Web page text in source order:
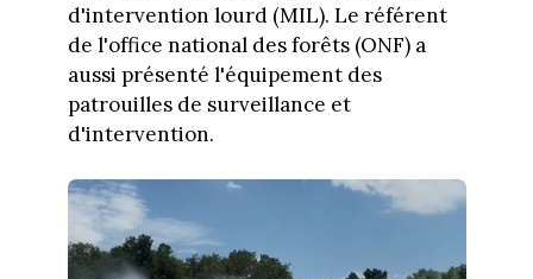
d'intervention lourd (MIL). Le référent
de l'office national des forêts (ONF) a
aussi présenté l'équipement des
patrouilles de surveillance et
d'intervention.